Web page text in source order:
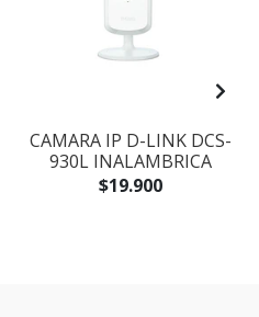
CAMARA IP D-LINK DCS-
930L INALAMBRICA
$19.900